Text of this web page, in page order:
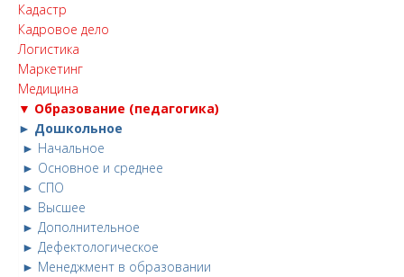
Кадастр
Кадровое дело
Логистика
Маркетинг
Медицина
▼ Образование (педагогика)
► Дошкольное
► Начальное
► Основное и среднее
► СПО
► Высшее
► Дополнительное
► Дефектологическое
► Менеджмент в образовании